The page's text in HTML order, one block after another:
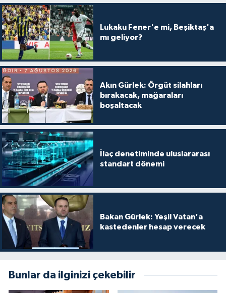
Lukaku Fener'e mi, Beşiktaş'a
mı geliyor?
Akın Gürlek: Örgüt silahları
bırakacak, mağaraları
boşaltacak
İlaç denetiminde uluslararası
standart dönemi
Bakan Gürlek: Yeşil Vatan'a
kastedenler hesap verecek
Bunlar da ilginizi çekebilir